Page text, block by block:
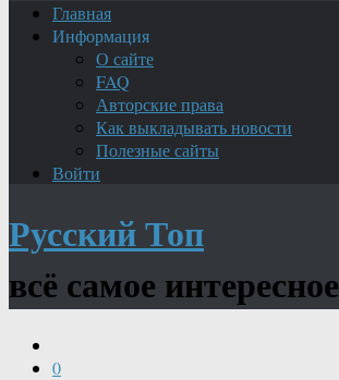
Главная
Информация
О сайте
FAQ
Авторские права
Как выкладывать новости
Полезные сайты
Войти
Русский Топ
всё самое интересное
0